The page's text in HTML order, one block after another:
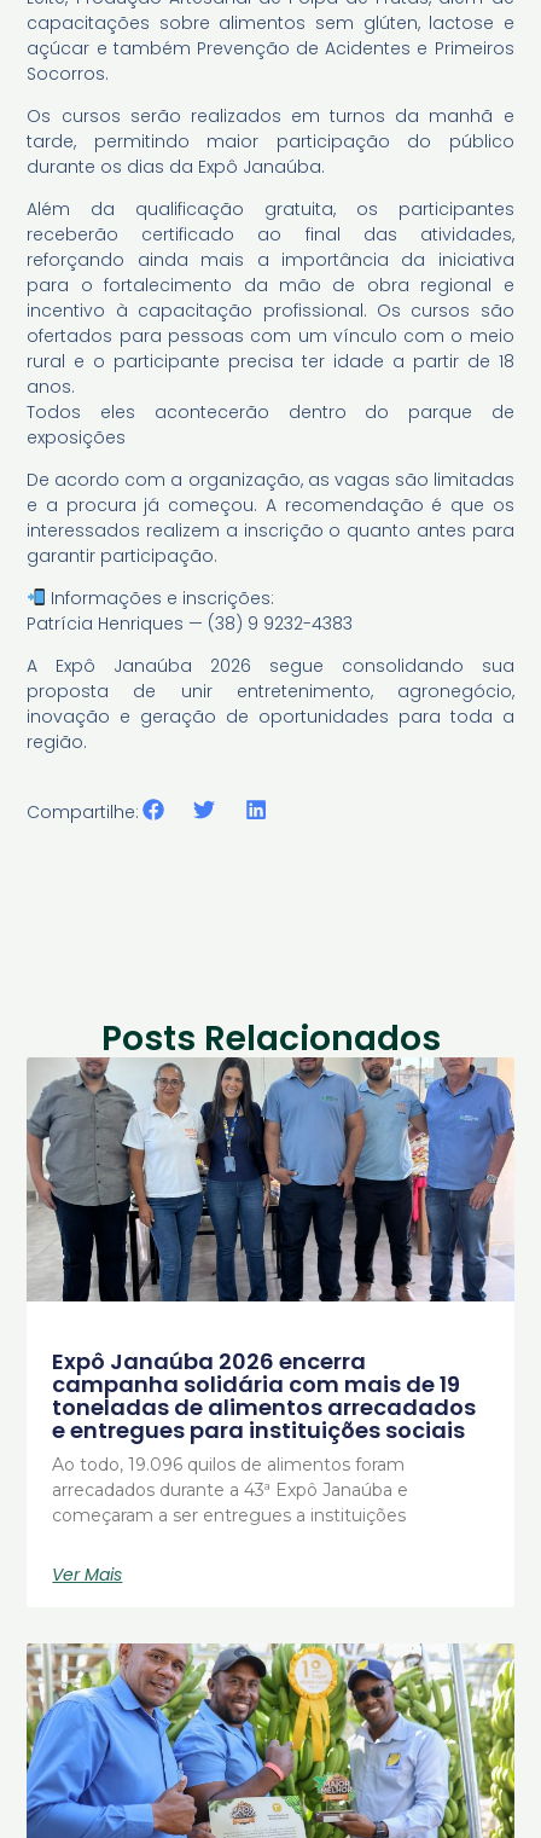
capacitações sobre alimentos sem glúten, lactose e
açúcar e também Prevenção de Acidentes e Primeiros
Socorros.
Os cursos serão realizados em turnos da manhã e
tarde, permitindo maior participação do público
durante os dias da Expô Janaúba.
Além da qualificação gratuita, os participantes
receberão certificado ao final das atividades,
reforçando ainda mais a importância da iniciativa
para o fortalecimento da mão de obra regional e
incentivo à capacitação profissional. Os cursos são
ofertados para pessoas com um vínculo com o meio
rural e o participante precisa ter idade a partir de 18
anos.
Todos eles acontecerão dentro do parque de
exposições
De acordo com a organização, as vagas são limitadas
e a procura já começou. A recomendação é que os
interessados realizem a inscrição o quanto antes para
garantir participação.
Informações e inscrições:
Patrícia Henriques — (38) 9 9232-4383
A Expô Janaúba 2026 segue consolidando sua
proposta de unir entretenimento, agronegócio,
inovação e geração de oportunidades para toda a
região.
Compartilhe:
Posts Relacionados
Expô Janaúba 2026 encerra
campanha solidária com mais de 19
toneladas de alimentos arrecadados
e entregues para instituições sociais
Ao todo, 19.096 quilos de alimentos foram
arrecadados durante a 43ª Expô Janaúba e
começaram a ser entregues a instituições
Ver Mais